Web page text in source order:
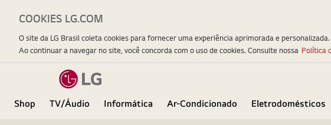
Shop TV/Áudio Informática Ar-Condicionado Eletrodomésticos
COOKIES LG.COM
O site da LG Brasil coleta cookies para fornecer uma experiência aprimorada e
Ao continuar a navegar no site, você concorda com o uso de cookies. Consulte nossa Política